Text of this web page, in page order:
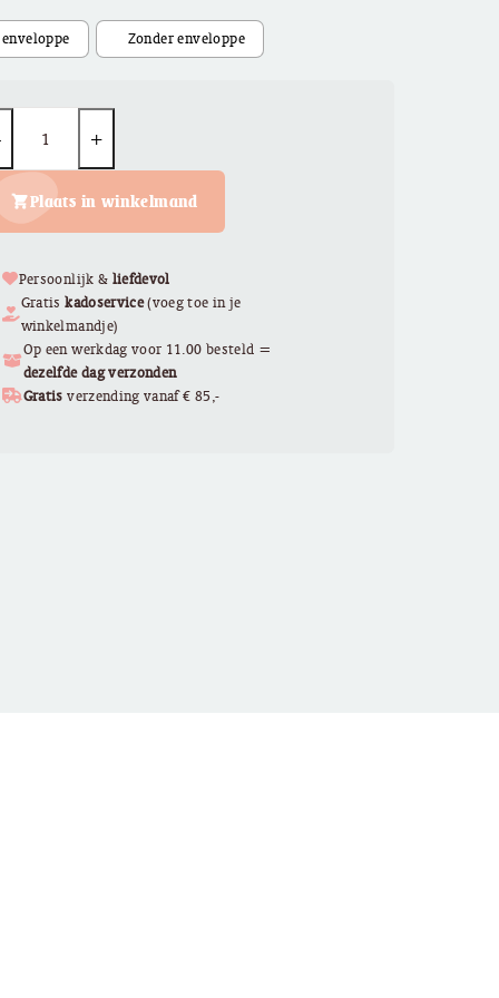
Plaats in winkelmand
Persoonlijk & liefdevol
Gratiskadoservice(voeg toe in je
winkelmandje)
Op een werkdag voor 11.00 besteld =
dezelfde dag verzonden
Gratis verzending vanaf € 85,-